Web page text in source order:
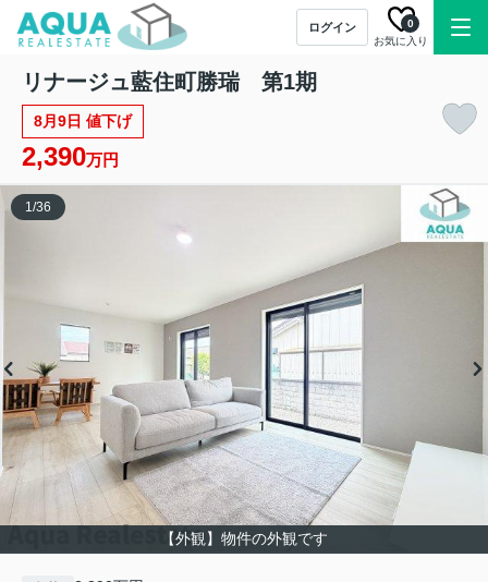
ログイン
お気に入り
0
リナージュ藍住町勝瑞 第1期
8月9日 値下げ
2,390万円
【外観】物件の外観です
1/36